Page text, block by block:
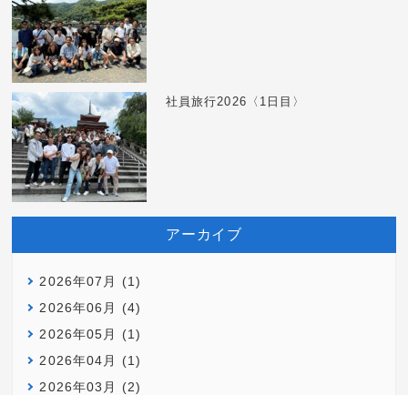
社員旅行2026〈1日目〉
アーカイブ
2026年07月 (1)
2026年06月 (4)
2026年05月 (1)
2026年04月 (1)
2026年03月 (2)